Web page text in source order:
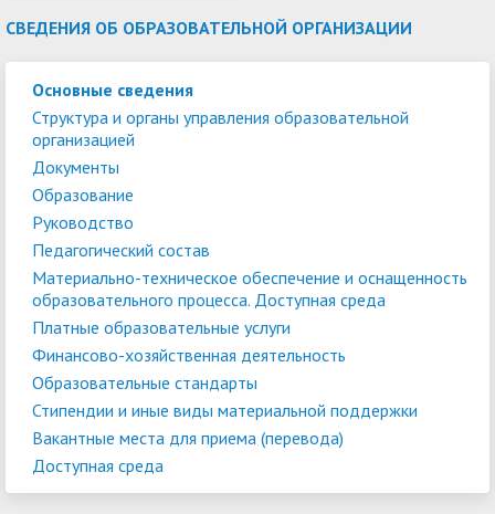
СВЕДЕНИЯ ОБ ОБРАЗОВАТЕЛЬНОЙ ОРГАНИЗАЦИИ
Основные сведения
Структура и органы управления образовательной
организацией
Документы
Образование
Руководство
Педагогический состав
Материально-техническое обеспечение и оснащенность
образовательного процесса. Доступная среда
Платные образовательные услуги
Финансово-хозяйственная деятельность
Образовательные стандарты
Стипендии и иные виды материальной поддержки
Вакантные места для приема (перевода)
Доступная среда